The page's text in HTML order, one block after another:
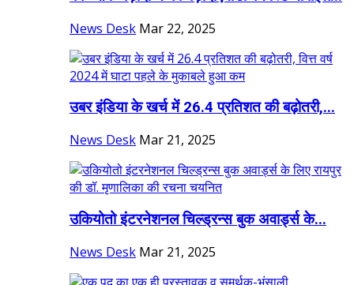
News Desk Mar 22, 2025
उबर इंडिया के खर्च में 26.4 प्रतिशत की बढ़ोतरी,...
News Desk Mar 21, 2025
उकियोतो इंटरनेशनल चिल्ड्रन्स बुक अवार्ड्स के...
News Desk Mar 21, 2025